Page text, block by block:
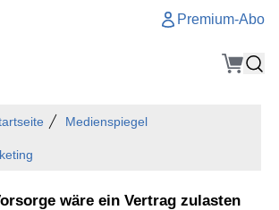
Premium-Abo
Medienspiegel
wäre ein Vertrag zulasten